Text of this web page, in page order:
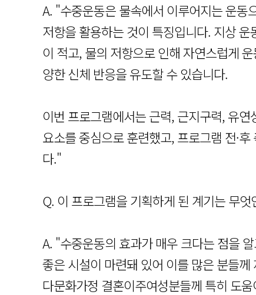
A. "수중운동은 물속에서 이루어지는 운동
저항을 활용하는 것이 특징입니다. 지상
이 적고, 물의 저항으로 인해 자연스럽게
양한 신체 반응을 유도할 수 있습니다.
이번 프로그램에서는 근력, 근지구력, 유
요소를 중심으로 훈련했고, 프로그램 전·
다."
Q. 이 프로그램을 기획하게 된 계기는 무엇
A. "수중운동의 효과가 매우 크다는 점을
좋은 시설이 마련돼 있어 이를 많은 분들
다문화가정 결혼이주여성분들께 특히 도